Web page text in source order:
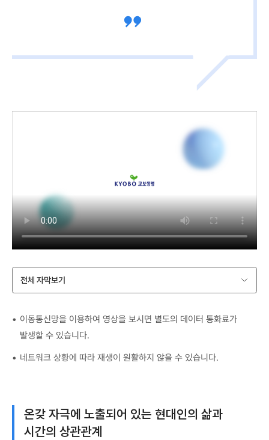
전체 자막보기
이동통신망을 이용하여 영상을 보시면 별도의 데이터 통화료가
발생할 수 있습니다.
네트워크 상황에 따라 재생이 원활하지 않을 수 있습니다.
온갖 자극에 노출되어 있는 현대인의 삶과
시간의 상관관계